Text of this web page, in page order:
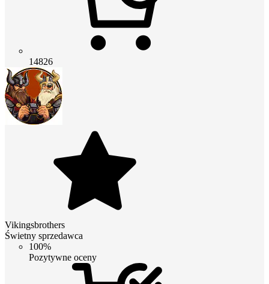
14826
Vikingsbrothers
Świetny sprzedawca
100%
Pozytywne oceny